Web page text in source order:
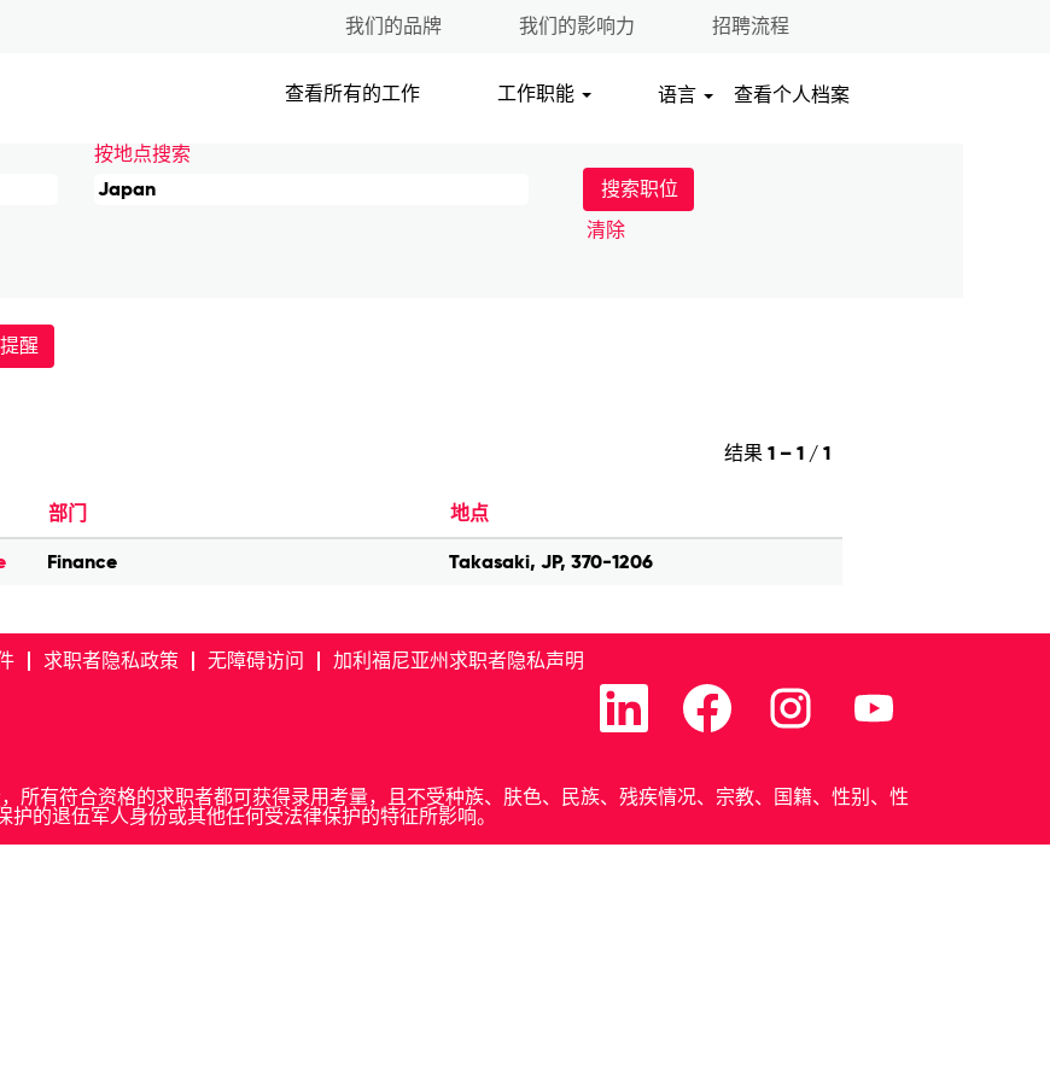
我们的品牌 我们的影响力 招聘流程
查看所有的工作 工作职能 语言 查看个人档案
按地点搜索
清除
醒
结果 1 – 1 / 1
部门 地点
Finance Takasaki, JP, 370-1206
求职者隐私政策 无障碍访问
加利福尼亚州求职者隐私声明
在
新
选
中
打
。
在
新
选
中
打
。
在
新
选
中
打
。
新
选
中
打
。
有符合资格的求职者都可获得录用考量，且不受种族、肤色、民族、残疾情况、宗教、国籍、性别、性
的退伍军人身份或其他任何受法律保护的特征所影响。